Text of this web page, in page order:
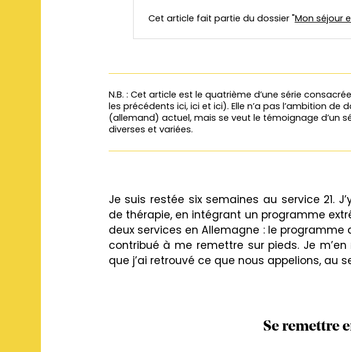
Cet article fait partie du dossier "Mon séjour
N.B. : Cet article est le quatrième d’une série
les précédents ici, iciet ici). Elle n’a pas l’ambition de
(allemand) actuel, mais se veut le témoignage d’un
diverses et variées.
Je suis restée six semaines au service 21.
de thérapie, en intégrant un programme
deux services en Allemagne : le
contribué à me remettre sur pieds. Je
que j’ai retrouvé ce que nous appelions, au
Se remettre